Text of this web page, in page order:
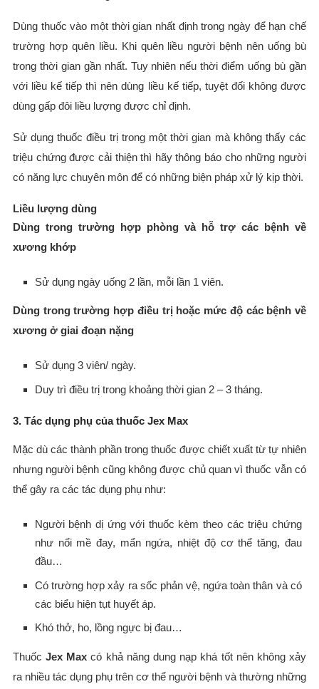
Dùng thuốc vào một thời gian nhất định trong ngày để hạn chế
trường hợp quên liều. Khi quên liều người bệnh nên uống bù
trong thời gian gần nhất. Tuy nhiên nếu thời điểm uống bù gần
với liều kế tiếp thì nên dùng liều kế tiếp, tuyệt đối không được
dùng gấp đôi liều lượng được chỉ định.
Sử dụng thuốc điều trị trong một thời gian mà không thấy các
triệu chứng được cải thiện thì hãy thông báo cho những người
có năng lực chuyên môn để có những biện pháp xử lý kịp thời.
Liều lượng dùng
Dùng trong trường hợp phòng và hỗ trợ các bệnh về
xương khớp
Sử dụng ngày uống 2 lần, mỗi lần 1 viên.
Dùng trong trường hợp điều trị hoặc mức độ các bệnh về
xương ở giai đoạn nặng
Sử dụng 3 viên/ ngày.
Duy trì điều trị trong khoảng thời gian 2 – 3 tháng.
3. Tác dụng phụ của thuốc Jex Max
Mặc dù các thành phần trong thuốc được chiết xuất từ tự nhiên
nhưng người bệnh cũng không được chủ quan vì thuốc vẫn có
thể gây ra các tác dụng phụ như:
Người bệnh dị ứng với thuốc kèm theo các triệu chứng
như nổi mề đay, mẩn ngứa, nhiệt độ cơ thể tăng, đau
đầu…
Có trường hợp xảy ra sốc phản vệ, ngứa toàn thân và có
các biểu hiện tụt huyết áp.
Khó thở, ho, lồng ngực bị đau…
ThuốcJex Max có khả năng dung nạp khá tốt nên không xảy
ra nhiều tác dụng phụ trên cơ thể người bệnh và thường những